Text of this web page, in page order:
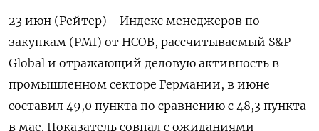
23 июн (Рейтер) - Индекс менеджеров по
закупкам (PMI) от HCOB, рассчитываемый S&P
Global и отражающий деловую активность в
промышленном секторе Германии, в июне
составил 49,0 пункта по сравнению с 48,3 пункта
в мае. Показатель совпал с ожиданиями